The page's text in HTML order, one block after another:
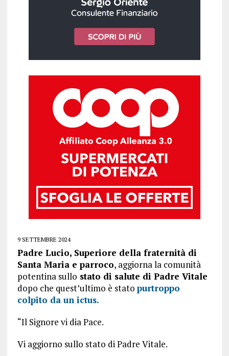
9 SETTEMBRE 2024
Padre Lucio, Superiore della fraternità di
Santa Maria e parroco, aggiorna la comunità
potentina sullo stato di salute di Padre Vitale
dopo che quest’ultimo è stato purtroppo
colpito da un ictus.
“Il Signore vi dia Pace.
Vi aggiorno sullo stato di Padre Vitale.